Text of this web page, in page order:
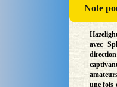
Note
avec
une fois